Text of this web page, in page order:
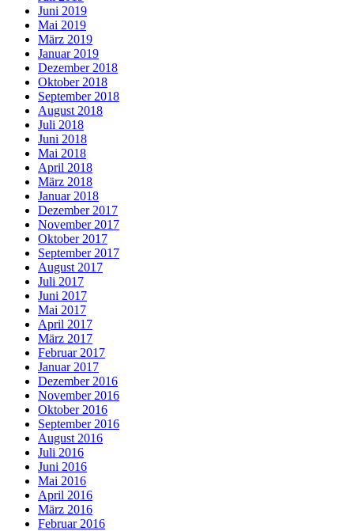
Juni 2019
Mai 2019
März 2019
Januar 2019
Dezember 2018
Oktober 2018
September 2018
August 2018
Juli 2018
Juni 2018
Mai 2018
April 2018
März 2018
Januar 2018
Dezember 2017
November 2017
Oktober 2017
September 2017
August 2017
Juli 2017
Juni 2017
Mai 2017
April 2017
März 2017
Februar 2017
Januar 2017
Dezember 2016
November 2016
Oktober 2016
September 2016
August 2016
Juli 2016
Juni 2016
Mai 2016
April 2016
März 2016
Februar 2016